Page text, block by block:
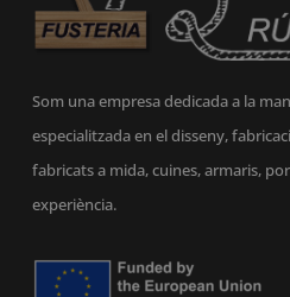
Som una empresa dedicada a la
especialitzada en el disseny,
fabricats a mida, cuines, armaris,
experiència.